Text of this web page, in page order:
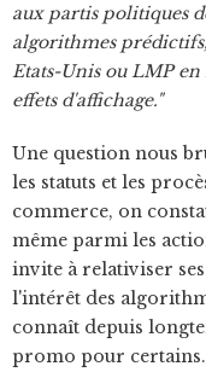
aux partis politiques
algorithmes
Etats-Unis ou LMP en
effets d'affichage."
Une question nous
les statuts et les
commerce, on
même parmi les
invite à relativiser
l'intérêt des
connaît depuis
promo pour certains.